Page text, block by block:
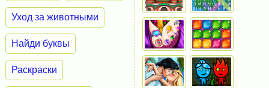
Уход за животными
Найди буквы
Раскраски